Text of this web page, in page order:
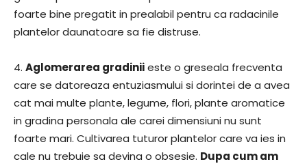
foarte bine pregatit in prealabil pentru ca radacinile
plantelor daunatoare sa fie distruse.
4. Aglomerarea gradiniieste o greseala frecventa
care se datoreaza entuziasmului si dorintei de a avea
cat mai multe plante, legume, flori, plante aromatice
in gradina personala ale carei dimensiuni nu sunt
foarte mari. Cultivarea tuturor plantelor care va ies in
cale nu trebuie sa devina o obsesie. Dupa cum am